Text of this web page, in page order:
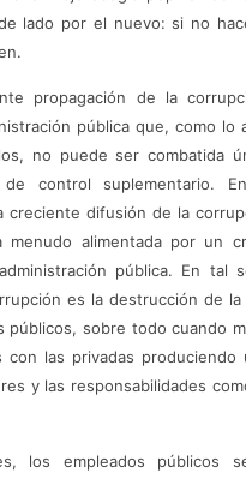
lado por el nuevo: si no
propagación de la
pública que, como lo
no puede ser combatida
de control suplementario.
creciente difusión de la
menudo alimentada por un
pública. En tal
es la destrucción de la
públicos, sobre todo cuando
con las privadas produciendo
y las responsabilidades
los empleados públicos